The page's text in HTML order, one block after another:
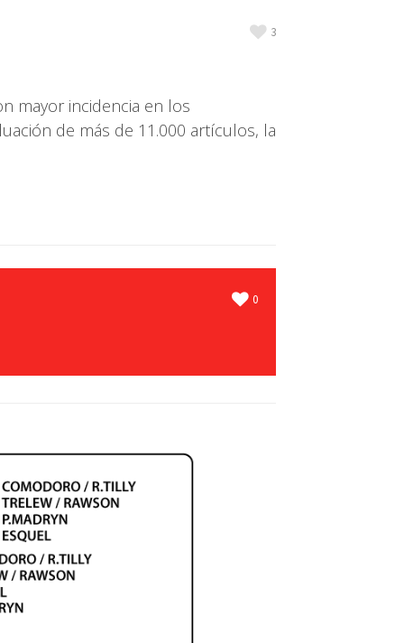
3
mayor incidencia en los
de más de 11.000 artículos, la
0